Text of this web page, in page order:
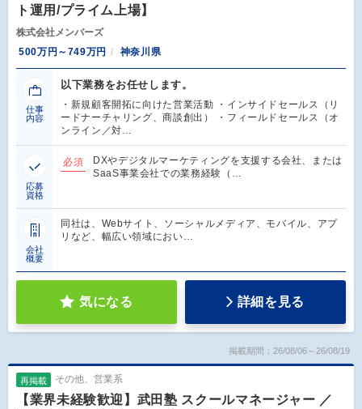
ト運用/プライム上場】
株式会社メンバーズ
500万円～749万円
神奈川県
仕事
内容
以下業務をお任せします。
・新規顧客開拓に向けた営業活動 ・インサイドセールス（リ
ードナーチャリング、商談創出） ・フィールドセールス（オ
ンライン／対…
応募
資格
必須
DXやデジタルマーケティングを支援する会社、または
SaaS事業会社での業務経験（…
会社
概要
同社は、Webサイト、ソーシャルメディア、モバイル、アプ
リなど、幅広い領域におい…
気になる 詳細を見る
掲載期間：26/08/06～26/08/19
再掲載 その他、営業系
【業界未経験歓迎】武田塾 スクールマネージャー ／